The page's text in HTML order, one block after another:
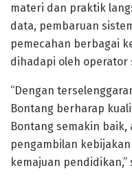
materi dan praktik
data, pembaruan
pemecahan berbagai
dihadapi oleh operator
“Dengan
Bontang berharap
Bontang semakin
pengambilan
kemajuan pendidikan,”